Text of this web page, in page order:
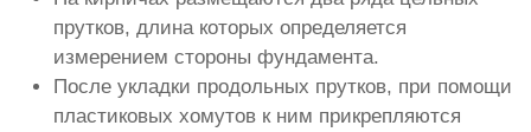
прутков, длина которых определяется
измерением стороны фундамента.
После укладки продольных прутков, при помощи
пластиковых хомутов к ним прикрепляются